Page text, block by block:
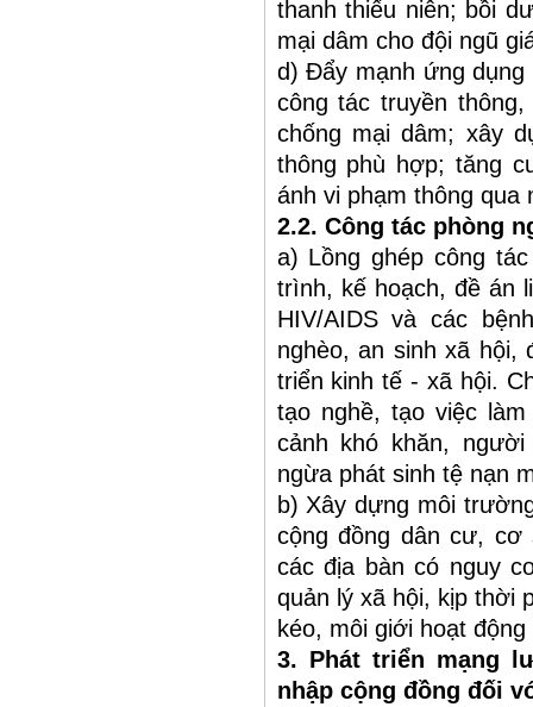
thanh thiếu niên; bồi
mại dâm cho đội ngũ
d) Đẩy mạnh ứng dụng
công tác truyền
chống mại dâm; xây
thông phù hợp; tăng
ánh vi phạm thông qua
2.2. Công tác phòng
a) Lồng ghép công
trình, kế hoạch, đề án
HIV/AIDS và các
nghèo, an sinh xã hội,
triển kinh tế - xã hội.
tạo nghề, tạo việc
cảnh khó khăn,
ngừa phát sinh tệ nạn
b) Xây dựng môi
cộng đồng dân cư,
các địa bàn có nguy
quản lý xã hội, kịp thời
kéo, môi giới hoạt
3. Phát triển mạng
nhập cộng đồng đối